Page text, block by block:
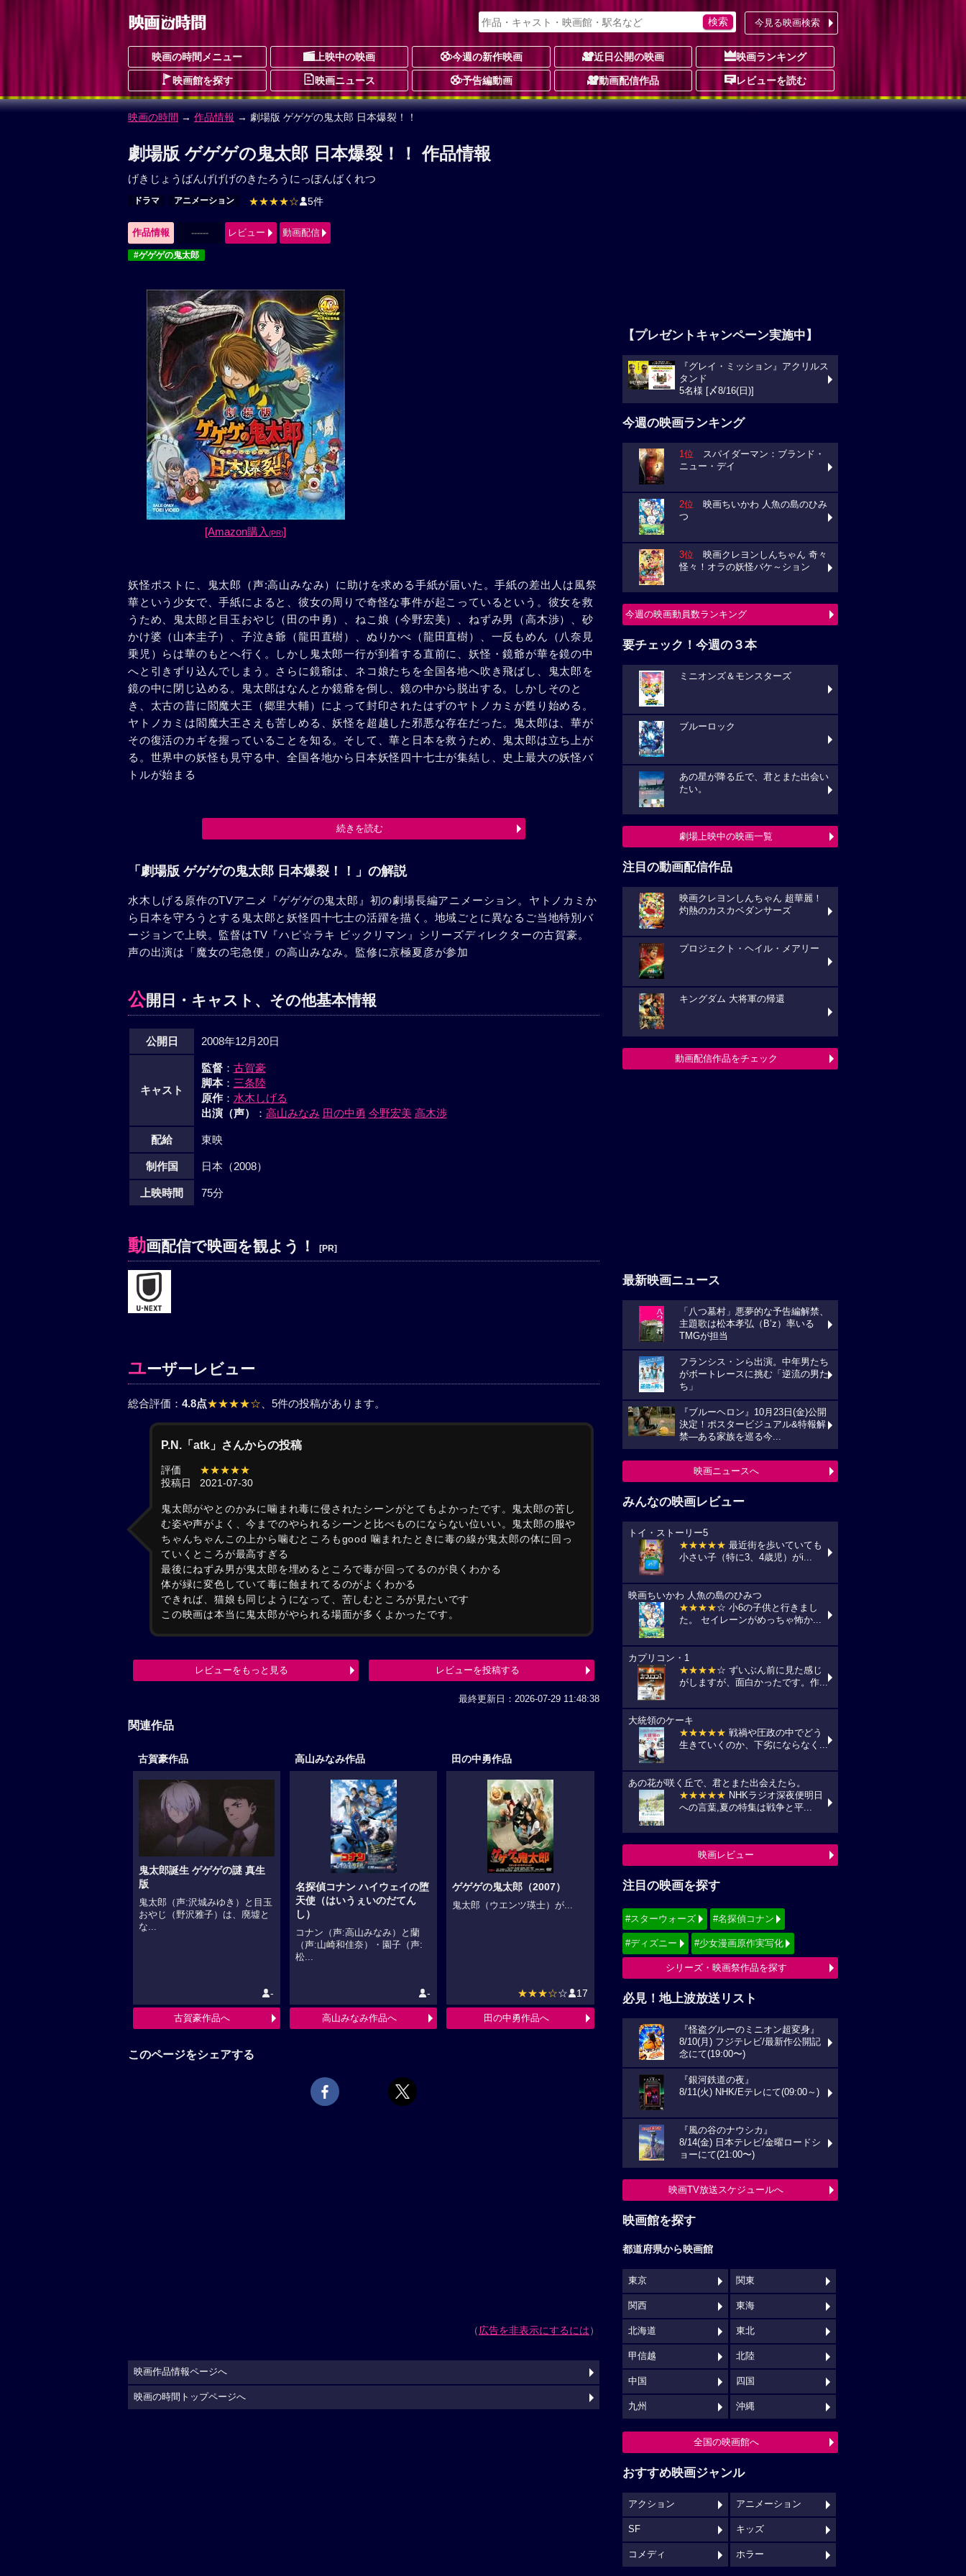
今見る映画検索
映画の時間メニュー 上映中の映画 今週の新作映画 近日公開の映画 映画ランキング
映画館を探す 映画ニュース 予告編動画 動画配信作品 レビューを読む
映画の時間 → 作品情報 → 劇場版 ゲゲゲの鬼太郎 日本爆裂！！
劇場版 ゲゲゲの鬼太郎 日本爆裂！！ 作品情報
げきじょうばんげげげのきたろうにっぽんばくれつ
ドラマ アニメーション ★★★★☆ 5件
作品情報 ------ レビュー 動画配信
#ゲゲゲの鬼太郎
[Amazon購入(PR)]
妖怪ポストに、鬼太郎（声:高山みなみ）に助けを求める手紙が届いた。手紙の差出人は風祭
華という少女で、手紙によると、彼女の周りで奇怪な事件が起こっているという。彼女を救
うため、鬼太郎と目玉おやじ（田の中勇）、ねこ娘（今野宏美）、ねずみ男（高木渉）、砂
かけ婆（山本圭子）、子泣き爺（龍田直樹）、ぬりかべ（龍田直樹）、一反もめん（八奈見
乗児）らは華のもとへ行く。しかし鬼太郎一行が到着する直前に、妖怪・鏡爺が華を鏡の中
へと引きずり込んでしまう。さらに鏡爺は、ネコ娘たちを全国各地へ吹き飛ばし、鬼太郎を
鏡の中に閉じ込める。鬼太郎はなんとか鏡爺を倒し、鏡の中から脱出する。しかしそのと
き、太古の昔に閻魔大王（郷里大輔）によって封印されたはずのヤトノカミが甦り始める。
ヤトノカミは閻魔大王さえも苦しめる、妖怪を超越した邪悪な存在だった。鬼太郎は、華が
その復活のカギを握っていることを知る。そして、華と日本を救うため、鬼太郎は立ち上が
る。世界中の妖怪も見守る中、全国各地から日本妖怪四十七士が集結し、史上最大の妖怪バ
トルが始まる
続きを読む
「劇場版 ゲゲゲの鬼太郎 日本爆裂！！」の解説
水木しげる原作のTVアニメ『ゲゲゲの鬼太郎』初の劇場長編アニメーション。ヤトノカミか
ら日本を守ろうとする鬼太郎と妖怪四十七士の活躍を描く。地域ごとに異なるご当地特別バ
ージョンで上映。監督はTV『ハピ☆ラキ ビックリマン』シリーズディレクターの古賀豪。
声の出演は「魔女の宅急便」の高山みなみ。監修に京極夏彦が参加
公開日・キャスト、その他基本情報
公開日 2008年12月20日
キャスト
監督： 古賀豪
脚本： 三条陸
原作： 水木しげる
出演（声）
： 高山みなみ 田の中勇 今野宏美 高木渉
配給 東映
制作国 日本（2008）
上映時間 75分
動画配信で映画を観よう！ [PR]
ユーザーレビュー
総合評価： 4.8点★★★★☆ 、5件の投稿があります。
P.N.「atk」さんからの投稿
評価
★★★★★
投稿日
2021-07-30
鬼太郎がやとのかみに噛まれ毒に侵されたシーンがとてもよかったです。鬼太郎の苦し
む姿や声がよく、今までのやられるシーンと比べものにならない位いい。鬼太郎の服や
ちゃんちゃんこの上から噛むところもgood 噛まれたときに毒の線が鬼太郎の体に回っ
ていくところが最高すぎる
最後にねずみ男が鬼太郎を埋めるところで毒が回ってるのが良くわかる
体が緑に変色していて毒に蝕まれてるのがよくわかる
できれば、猫娘も同じようになって、苦しむところが見たいです
この映画は本当に鬼太郎がやられる場面が多くよかったです。
レビューをもっと見る レビューを投稿する
最終更新日：2026-07-29 11:48:38
関連作品
古賀豪作品
鬼太郎誕生 ゲゲゲの謎 真生
版
鬼太郎（声:沢城みゆき）と目玉
おやじ（野沢雅子）は、廃墟と
な...
-
古賀豪作品へ
高山みなみ作品
名探偵コナン ハイウェイの堕
天使（はいうぇいのだてん
し）
コナン（声:高山みなみ）と蘭
（声:山崎和佳奈）・園子（声:
松...
-
高山みなみ作品へ
田の中勇作品
ゲゲゲの鬼太郎（2007）
鬼太郎（ウエンツ瑛士）が...
★★★☆☆ 17
田の中勇作品へ
このページをシェアする
（広告を非表示にするには）
【プレゼントキャンペーン実施中】
『グレイ・ミッション』アクリルス
タンド
5名様 [〆8/16(日)]
今週の映画ランキング
1位 スパイダーマン：ブランド・
ニュー・デイ
2位 映画ちいかわ 人魚の島のひみ
つ
3位 映画クレヨンしんちゃん 奇々
怪々！オラの妖怪バケ～ション
今週の映画動員数ランキング
要チェック！今週の３本
ミニオンズ＆モンスターズ
ブルーロック
あの星が降る丘で、君とまた出会い
たい。
劇場上映中の映画一覧
注目の動画配信作品
映画クレヨンしんちゃん 超華麗！
灼熱のカスカベダンサーズ
プロジェクト・ヘイル・メアリー
キングダム 大将軍の帰還
動画配信作品をチェック
最新映画ニュース
「八つ墓村」悪夢的な予告編解禁、
主題歌は松本孝弘（B’z）率いる
TMGが担当
フランシス・ンら出演。中年男たち
がボートレースに挑む「逆流の男た
ち」
『ブルーヘロン』10月23日(金)公開
決定！ポスタービジュアル&特報解
禁―ある家族を巡る今...
映画ニュースへ
みんなの映画レビュー
トイ・ストーリー5
★★★★★ 最近街を歩いていても
小さい子（特に3、4歳児）がi...
映画ちいかわ 人魚の島のひみつ
★★★★☆ 小6の子供と行きまし
た。 セイレーンがめっちゃ怖か...
カプリコン・1
★★★★☆ ずいぶん前に見た感じ
がしますが、面白かったです。作...
大統領のケーキ
★★★★★ 戦禍や圧政の中でどう
生きていくのか、下劣にならなく...
あの花が咲く丘で、君とまた出会えたら。
★★★★★ NHKラジオ深夜便明日
への言葉,夏の特集は戦争と平...
映画レビュー
注目の映画を探す
#スターウォーズ #名探偵コナン
#ディズニー #少女漫画原作実写化
シリーズ・映画祭作品を探す
必見！地上波放送リスト
『怪盗グルーのミニオン超変身』
8/10(月) フジテレビ/最新作公開記
念にて(19:00〜)
『銀河鉄道の夜』
8/11(火) NHK/Eテレにて(09:00～)
『風の谷のナウシカ』
8/14(金) 日本テレビ/金曜ロードシ
ョーにて(21:00〜)
映画TV放送スケジュールへ
映画館を探す
都道府県から映画館
東京 関東
関西 東海
北海道 東北
甲信越 北陸
中国 四国
九州 沖縄
全国の映画館へ
おすすめ映画ジャンル
アクション アニメーション
SF キッズ
コメディ ホラー
映画作品情報ページへ
映画の時間トップページへ